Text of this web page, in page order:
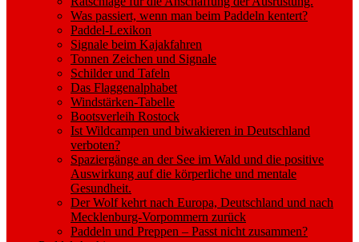
Was passiert, wenn man beim Paddeln kentert?
Paddel-Lexikon
Signale beim Kajakfahren
Tonnen Zeichen und Signale
Schilder und Tafeln
Das Flaggenalphabet
Windstärken-Tabelle
Bootsverleih Rostock
Ist Wildcampen und biwakieren in Deutschland
verboten?
Spaziergänge an der See im Wald und die positive
Auswirkung auf die körperliche und mentale
Gesundheit.
Der Wolf kehrt nach Europa, Deutschland und nach
Mecklenburg-Vorpommern zurück
Paddeln und Preppen – Passt nicht zusammen?